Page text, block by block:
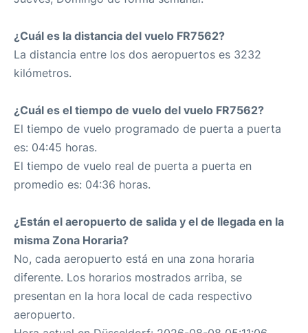
¿Cuál es la distancia del vuelo FR7562?
La distancia entre los dos aeropuertos es 3232
kilómetros.
¿Cuál es el tiempo de vuelo del vuelo FR7562?
El tiempo de vuelo programado de puerta a puerta
es: 04:45 horas.
El tiempo de vuelo real de puerta a puerta en
promedio es: 04:36 horas.
¿Están el aeropuerto de salida y el de llegada en la
misma Zona Horaria?
No, cada aeropuerto está en una zona horaria
diferente. Los horarios mostrados arriba, se
presentan en la hora local de cada respectivo
aeropuerto.